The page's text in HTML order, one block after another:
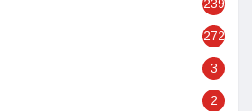
239
272
3
2